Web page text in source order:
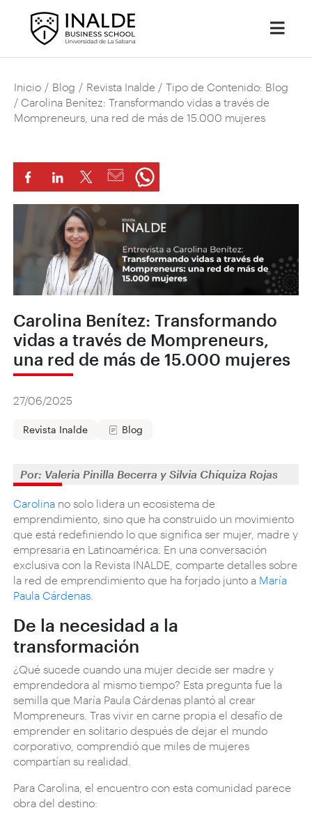
Inicio / Blog / Revista Inalde / Tipo de Contenido: Blog
/ Carolina Benítez: Transformando vidas a través de
Mompreneurs, una red de más de 15.000 mujeres
Carolina Benítez: Transformando
vidas a través de Mompreneurs,
una red de más de 15.000 mujeres
27/06/2025
Revista Inalde Blog
Por: Valeria Pinilla Becerra y Silvia Chíquiza Rojas
Carolina no solo lidera un ecosistema de
emprendimiento, sino que ha construido un movimiento
que está redefiniendo lo que significa ser mujer, madre y
empresaria en Latinoamérica. En una conversación
exclusiva con la Revista INALDE, comparte detalles sobre
la red de emprendimiento que ha forjado junto a María
Paula Cárdenas
De la necesidad a la
transformación
¿Qué sucede cuando una mujer decide ser madre y
emprendedora al mismo tiempo? Esta pregunta fue la
semilla que María Paula Cárdenas plantó al crear
Mompreneurs. Tras vivir en carne propia el desafío de
emprender en solitario después de dejar el mundo
corporativo, comprendió que miles de mujeres
compartían su realidad.
Para Carolina, el encuentro con esta comunidad parece
obra del destino: